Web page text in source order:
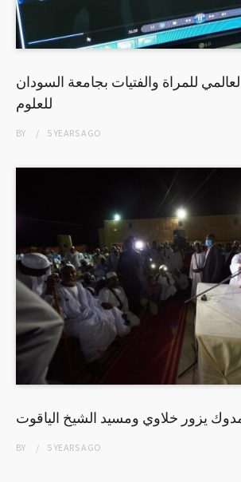
للمراة والفتيات بجامعة السودان
للعلوم
BY 5 YEARSAGO
يزور خلاوي ومسيد الشيخ الياقوت
BY 5 YEARSAGO